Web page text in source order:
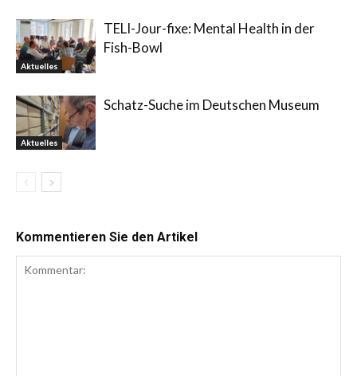
Aktuelles
TELI-Jour-fixe: Mental Health in der
Fish-Bowl
Aktuelles
Schatz-Suche im Deutschen Museum
Kommentieren Sie den Artikel